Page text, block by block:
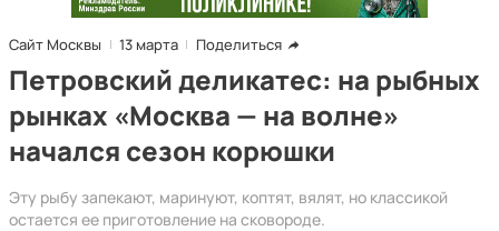
Сайт Москвы 13 марта Поделиться
Петровский деликатес: на рыбных
рынках «Москва — на волне»
начался сезон корюшки
Эту рыбу запекают, маринуют, коптят, вялят, но классикой
остается ее приготовление на сковороде.